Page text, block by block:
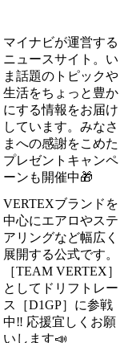
マイナビが運営する
ニュースサイト。い
ま話題のトピックや
生活をちょっと豊か
にする情報をお届け
しています。みなさ
まへの感謝をこめた
プレゼントキャンペ
ーンも開催中🎁
VERTEXブランドを
中心にエアロやステ
アリングなど幅広く
展開する公式です。
［TEAM VERTEX］
としてドリフトレー
ス［D1GP］に参戦
中‼︎ 応援宜しくお願
いします📣